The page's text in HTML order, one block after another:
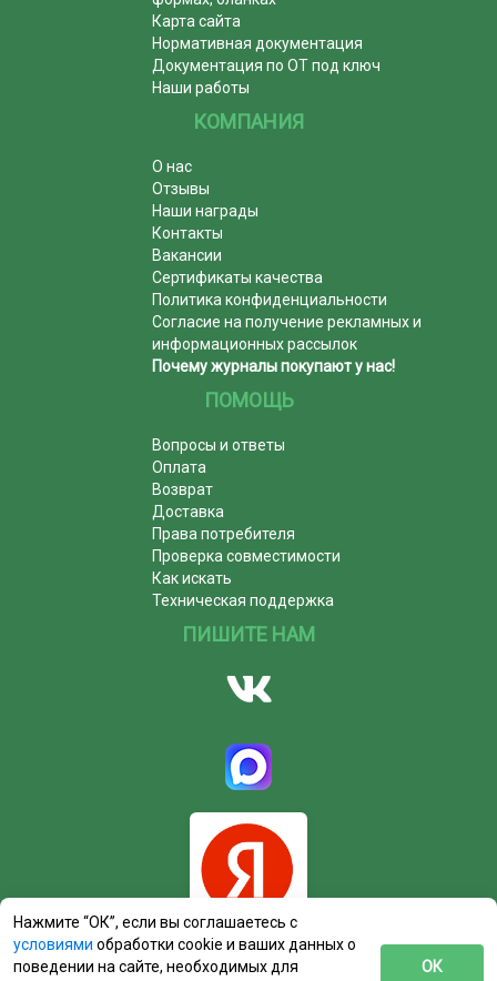
Карта сайта
Нормативная документация
Документация по ОТ под ключ
Наши работы
КОМПАНИЯ
О нас
Отзывы
Наши награды
Контакты
Вакансии
Сертификаты качества
Политика конфиденциальности
Согласие на получение рекламных и
информационных рассылок
Почему журналы покупают у нас!
ПОМОЩЬ
Вопросы и ответы
Оплата
Возврат
Доставка
Права потребителя
Проверка совместимости
Как искать
Техническая поддержка
ПИШИТЕ НАМ
Нажмите “ОК”, если вы соглашаетесь с
условиями обработки cookie и ваших данных о
поведении на сайте, необходимых для
ОК